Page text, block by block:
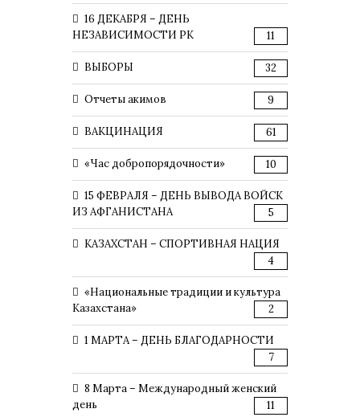
16 ДЕКАБРЯ – ДЕНЬ
НЕЗАВИСИМОСТИ РК
11
ВЫБОРЫ 32
Отчеты акимов 9
ВАКЦИНАЦИЯ 61
«Час добропорядочности» 10
15 ФЕВРАЛЯ – ДЕНЬ ВЫВОДА ВОЙСК
ИЗ АФГАНИСТАНА
5
КАЗАХСТАН – СПОРТИВНАЯ НАЦИЯ
4
«Национальные традиции и культура
Казахстана»
2
1 МАРТА – ДЕНЬ БЛАГОДАРНОСТИ
7
8 Марта – Международный женский
день
11